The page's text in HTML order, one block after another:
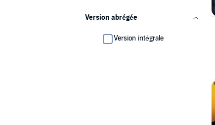
Version abrégée
Version intégrale